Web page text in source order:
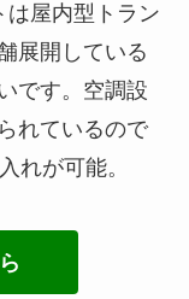
は屋内型トラン
展開している
です。空調設
れているので
れが可能。